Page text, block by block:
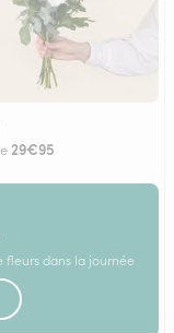
29€95
fleurs dans la journée